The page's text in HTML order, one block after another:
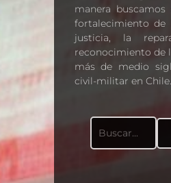
manera
fortalecimiento de
justicia, la
reconocimiento de
más de medio
civil-militar en Chile.